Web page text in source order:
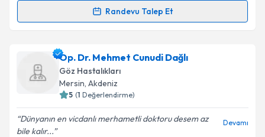
Randevu Talep Et
Randevu Takvimi Talebi
Op. Dr. Hacı Halil Karabulutiçin randevu takvimi
talebi oluşturun. Size bu uzmandan randevu almanız
için bir takvim hazırlandığında e-posta ile
bilgilendireceğiz.
E-posta Adresiniz
Op. Dr. Mehmet Cunudi Dağlı
Göz Hastalıkları
Mersin, Akdeniz
5 (1 Değerlendirme)
Dünyanın en vicdanlı merhametli doktoru desem az
bile kalır...
Devamı